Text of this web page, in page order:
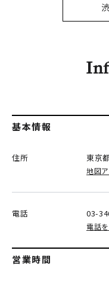
基本情報
住所 東京
地図
電話 03-
電話
営業時間